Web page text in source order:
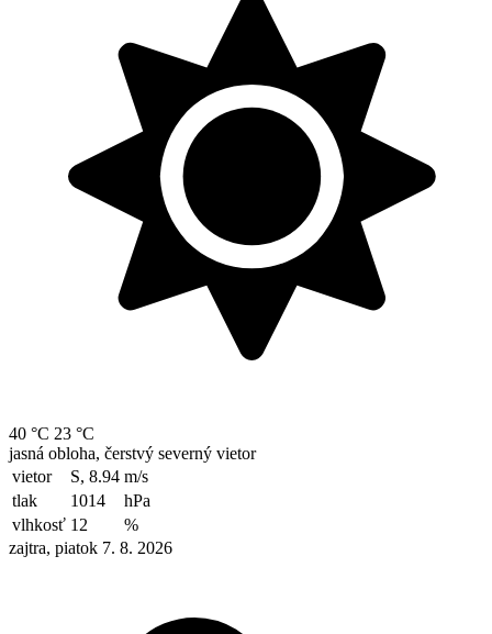
40 °C 23 °C
jasná obloha, čerstvý severný vietor
vietor
S, 8.94 m/s
tlak
1014
hPa
vlhkosť 12
%
zajtra, piatok 7. 8. 2026